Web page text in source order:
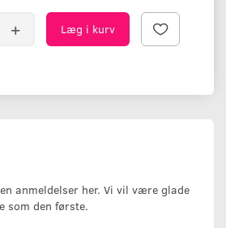
Læg i kurv
anmeldelser her. Vi vil være glade
som den første.